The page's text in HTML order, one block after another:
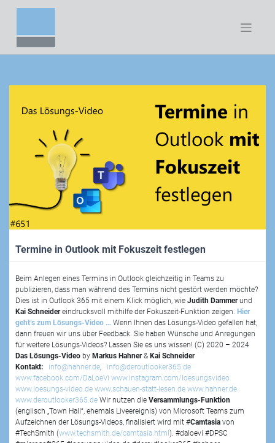
Termine in Outlook mit Fokuszeit festlegen
Beim Anlegen eines Termins in Outlook gleichzeitig in Teams zu
publizieren, dass man während des Termins nicht gestört werden möchte?
Dies ist in Outlook 365 mit einem Klick möglich, wie Judith Dammerund
Kai Schneidereindrucksvoll mithilfe der Fokuszeit-Funktion zeigen. Hier
geht’s zum Lösungs-Video … Wenn Ihnen das Lösungs-Video gefallen hat,
dann freuen wir uns über Feedback. Sie haben Wünsche und Anregungen
für weitere Lösungs-Videos? Lassen Sie es uns wissen! (C) 2020 – 2024
Das Lösungs-Video by Markus Hahner& Kai Schneider
Kontakt:
info@hahner.de, info@deroutlooker365.de
www.facebook.com/DaLoeVi www.instagram.com/loesungsvideo
www.loesungs-video.de www.schauen-statt-lesen.de www.hahner.de
www.deroutlooker365.de Wir nutzen die Versammlungs-Funktion
(englisch „Town Hall“, ehemals Liveereignis) von Microsoft Teams zum
Aufzeichnen der Lösungs-Videos, finalisiert wird mit #Camtasia von
#TechSmith (www.techsmith.de/camtasia.html). #daloevi #DPSC